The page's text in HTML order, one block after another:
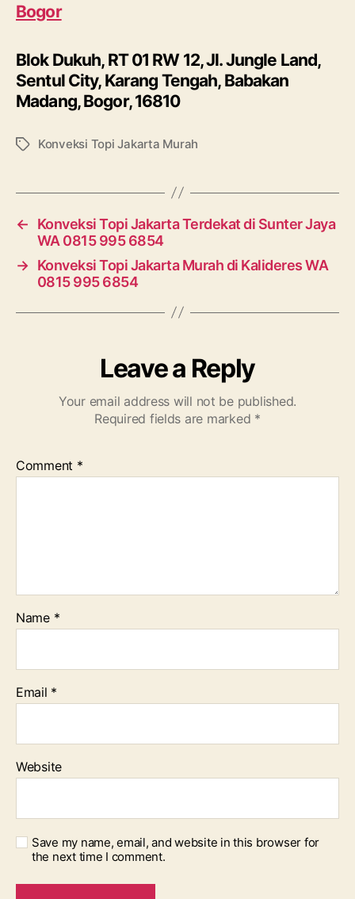
Bogor
Blok Dukuh, RT 01 RW 12, Jl. Jungle Land,
Sentul City, Karang Tengah, Babakan
Madang, Bogor, 16810
TagsKonveksi Topi Jakarta Murah
←
Konveksi Topi Jakarta Terdekat di Sunter Jaya
WA 0815 995 6854
→ Konveksi Topi Jakarta Murah di Kalideres WA
0815 995 6854
Leave a Reply
Your email address will not be published.
Required fields are marked *
Comment *
Name *
Email *
Website
Save my name, email, and website in this browser for
the next time I comment.